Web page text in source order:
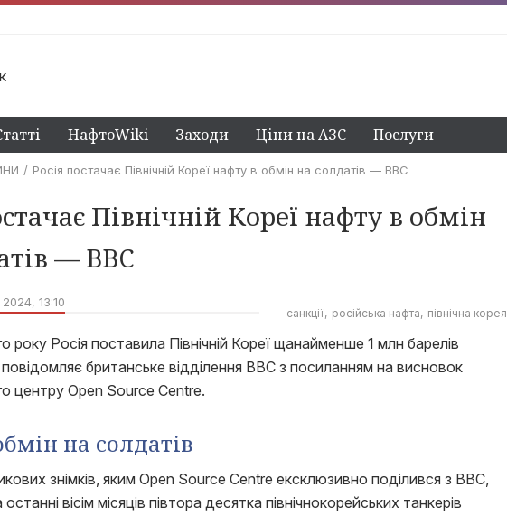
НафтоWiki Заходи Ціни на АЗС Послуги
Росія постачає Північній Кореї нафту в обмін на солдатів — BBC
Північній Кореї нафту в обмін
— BBC
13:10
санкції російська нафта північна корея
року Росія поставила Північній Кореї щанайменше 1 млн барелів
британське відділення BBC з посиланням на висновок
центру Open Source Centre.
на солдатів
знімків, яким Open Source Centre ексклюзивно поділився з BBC,
вісім місяців півтора десятка північнокорейських танкерів